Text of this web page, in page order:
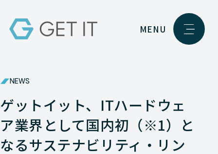
MENU
NEWS
ゲットイット、ITハードウェ
ア業界として国内初（※1）と
なるサステナビリティ・リン